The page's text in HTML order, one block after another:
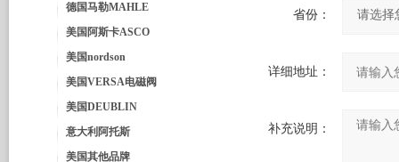
德国马勒MAHLE
美国阿斯卡ASCO
美国nordson
美国VERSA电磁阀
美国DEUBLIN
意大利阿托斯
美国其他品牌
省份：
详细地址：
补充说明：